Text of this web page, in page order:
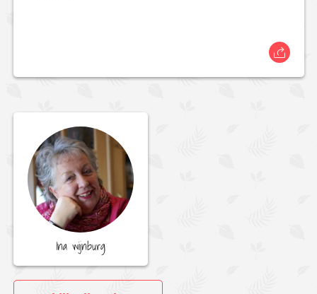
Ina wijnburg